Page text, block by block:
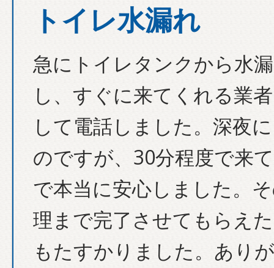
トイレ水漏れ
急にトイレタンクから水
し、すぐに来てくれる業
して電話しました。深夜
のですが、30分程度で来
で本当に安心しました。
理まで完了させてもらえ
もたすかりました。あり